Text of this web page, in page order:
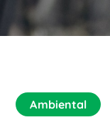
Ambiental